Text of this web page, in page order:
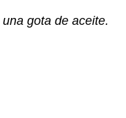
gota de aceite.